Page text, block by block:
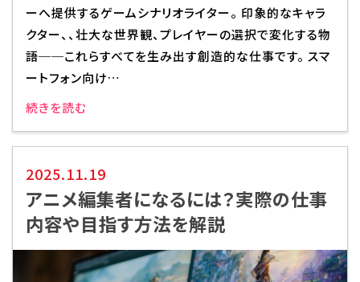
ーへ提供するゲームシナリオライター。 印象的なキャラ
クター、、壮大な世界観、プレイヤーの選択で変化する物
語──これらすべてを生み出す創造的な仕事です。 スマ
ートフォン向け…
続きを読む
2025.11.19
アニメ編集者になるには？実際の仕事
内容や目指す方法を解説